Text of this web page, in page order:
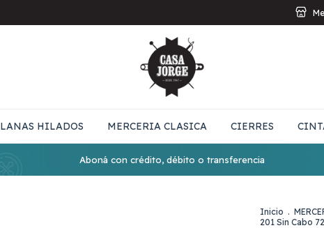
LANAS HILADOS MERCERIA CLASICA CIERRES
Aboná con crédito, débito o transferencia
Inicio .
201 Sin Cabo